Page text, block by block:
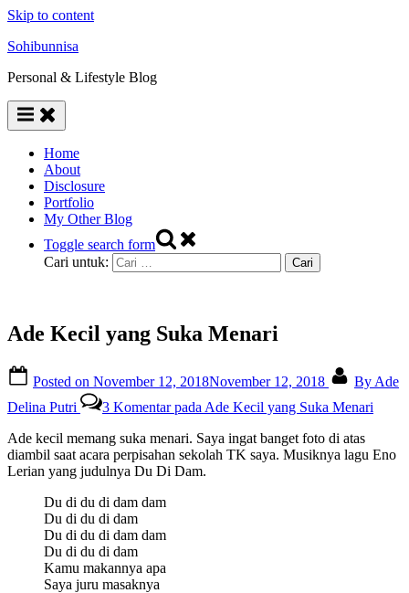
Skip to content
Sohibunnisa
Personal & Lifestyle Blog
Home
About
Disclosure
Portfolio
My Other Blog
Toggle search form
Cari untuk:
Ade Kecil yang Suka Menari
Posted on November 12, 2018November 12, 2018 By Ade
Delina Putri
3 Komentarpada Ade Kecil yang Suka Menari
Ade kecil memang suka menari. Saya ingat banget foto di atas
diambil saat acara perpisahan sekolah TK saya. Musiknya lagu Eno
Lerian yang judulnya Du Di Dam.
Du di du di dam dam
Du di du di dam
Du di du di dam dam
Du di du di dam
Kamu makannya apa
Saya juru masaknya